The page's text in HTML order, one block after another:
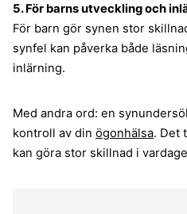
5. För barns utveckling och
För barn gör synen stor
synfel kan påverka både
inlärning.
Med andra ord: en
kontroll av din ögonhälsa. Det
kan göra stor skillnad i